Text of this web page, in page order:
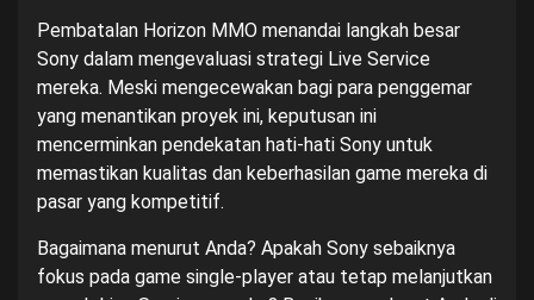
Pembatalan Horizon MMO menandai langkah besar
Sony dalam mengevaluasi strategi Live Service
mereka. Meski mengecewakan bagi para penggemar
yang menantikan proyek ini, keputusan ini
mencerminkan pendekatan hati-hati Sony untuk
memastikan kualitas dan keberhasilan game mereka di
pasar yang kompetitif.
Bagaimana menurut Anda? Apakah Sony sebaiknya
fokus pada game single-player atau tetap melanjutkan